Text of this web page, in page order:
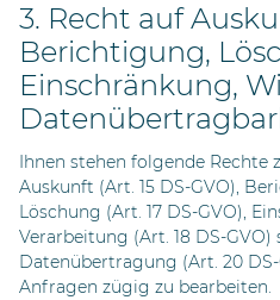
3. Recht auf
Berichtigung,
Einschränkung,
Ihnen stehen folgende Rechte
Auskunft (Art. 15 DS-GVO),
Löschung (Art. 17 DS-GVO),
Verarbeitung (Art. 18 DS-GVO)
Datenübertragung (Art. 20
Anfragen zügig zu bearbeiten.